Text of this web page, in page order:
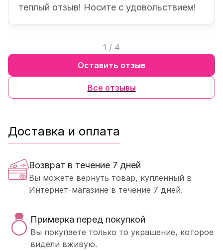
теплый отзыв! Носите с удовольствием!
1 / 4
Все отзывы
Оставить отзыв
Доставка и оплата
Возврат в течение 7 дней
Вы можете вернуть товар, купленный в
Интернет-магазине в течение 7 дней.
Примерка перед покупкой
Вы покупаете только то украшение, которое
видели вживую.